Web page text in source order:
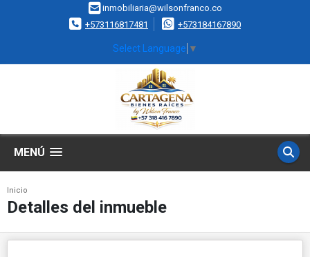
inmobiliaria@wilsonfranco.co
+573116817481
+573184167890
Select Language ▼
MENÚ
Inicio
Detalles del inmueble